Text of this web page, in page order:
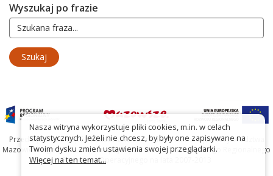
Wyszukaj po frazie
Przedsięwzięcie współfinansowane ze środków Samorządu Województwa
Mazowieckiego oraz Unię Europejską w ramach Mazowieckiego Regionalnego
Programu Operacyjnego na lata 2007-2013
Nasza witryna wykorzystuje pliki cookies, m.in. w celach
statystycznych. Jeżeli nie chcesz, by były one zapisywane na
Twoim dysku zmień ustawienia swojej przeglądarki.
Więcej na ten temat...